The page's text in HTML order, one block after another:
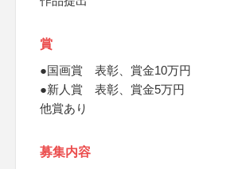
賞
●国画賞 表彰、賞金10万円
●新人賞 表彰、賞金5万円
他賞あり
募集内容